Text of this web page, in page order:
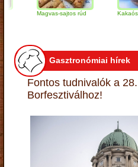
Magvas-sajtos rúd Kakaós néró
Gasztronómiai hírek
Fontos tudnivalók a
Borfesztiválhoz!